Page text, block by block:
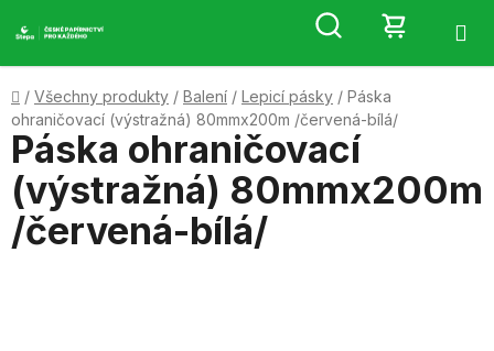
na
Hledat
KOŠÍK
Domů
/ Všechny produkty / Balení / Lepicí pásky / Páska
ohraničovací (výstražná) 80mmx200m /červená-bílá/
Páska ohraničovací
(výstražná) 80mmx200m
/červená-bílá/